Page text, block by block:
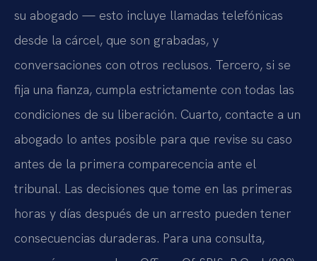
su abogado — esto incluye llamadas telefónicas
desde la cárcel, que son grabadas, y
conversaciones con otros reclusos. Tercero, si se
fija una fianza, cumpla estrictamente con todas las
condiciones de su liberación. Cuarto, contacte a un
abogado lo antes posible para que revise su caso
antes de la primera comparecencia ante el
tribunal. Las decisiones que tome en las primeras
horas y días después de un arresto pueden tener
consecuencias duraderas. Para una consulta,